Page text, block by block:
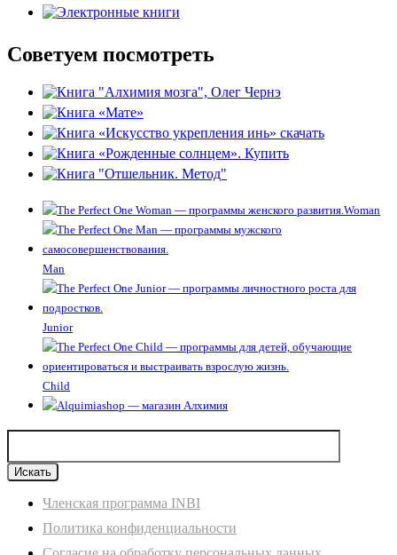
Советуем посмотреть
Woman
Man
Junior
Child
Членская программа INBI
Политика конфиденциальности